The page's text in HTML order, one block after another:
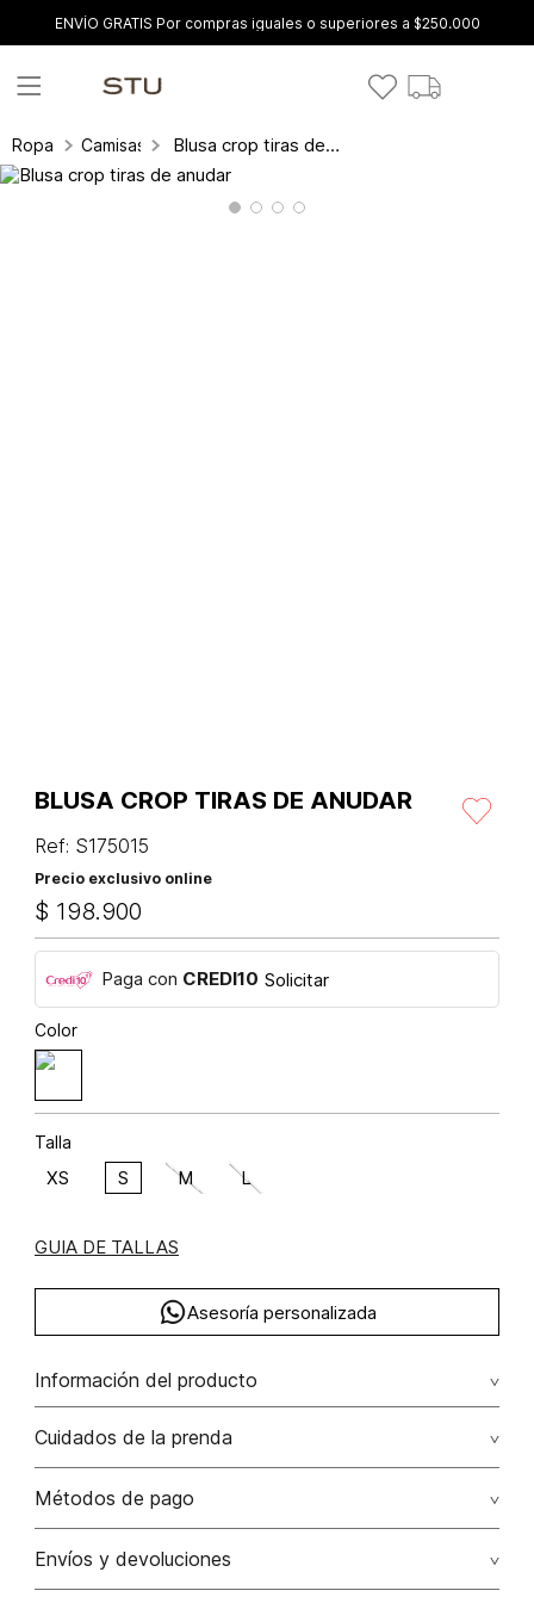
ENVÍO GRATIS Por compras iguales o superiores a $250.000
Ropa Camisas y blusas Blusa crop tiras de anudar
BLUSA CROP TIRAS DE ANUDAR
Ref: S175015
Precio exclusivo online
$ 198.900
Paga con CREDI10 Solicitar
Color
Talla
XS S M L
GUIA DE TALLAS
Asesoría personalizada
Información del producto
lyocell 100% 100.00% lyocell/lyocell
Cuidados de la prenda
Lavar con colores similares. no secar en máquina. los
No usar lejia
Métodos de pago
Tarjetas de crédito: Visa, Dinners, Master Card y American
Envíos y devoluciones